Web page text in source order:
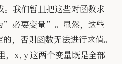
。我们暂且把这些对函数求
”必要变量”。显然，这些
，否则函数无法进行求值。
，x, y 这两个变量既是全部